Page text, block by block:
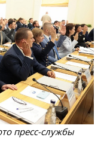
пресс-службы